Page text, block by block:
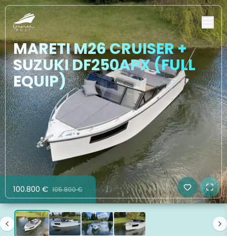
MARETI M26 CRUISER +
SUZUKI DF250APX (FULL
EQUIP)
100.800 € 105.800 €